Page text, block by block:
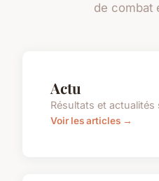
de combat
Actu
Résultats et actualités
Voir les articles →